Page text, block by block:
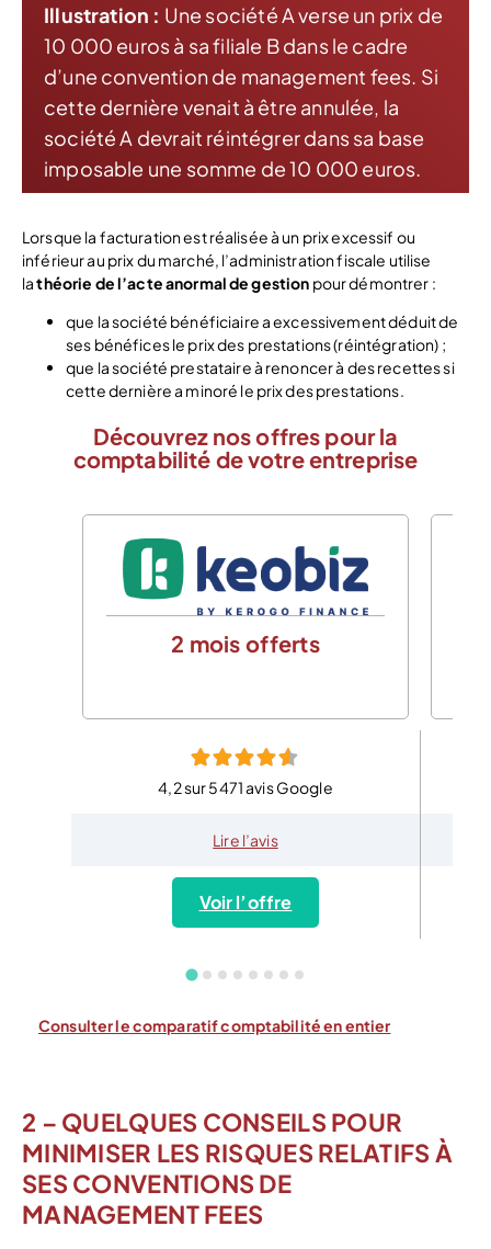
Illustration : Une société A verse un prix de
10 000 euros à sa filiale B dans le cadre
d’une convention de management fees. Si
cette dernière venait à être annulée, la
société A devrait réintégrer dans sa base
imposable une somme de 10 000 euros.
Lorsque la facturation est réalisée à un prix excessif ou
inférieur au prix du marché, l’administration fiscale utilise
lathéorie de l’acte anormal de gestion pour démontrer :
que la société bénéficiaire a excessivement déduit de
ses bénéfices le prix des prestations (réintégration) ;
que la société prestataire à renoncer à des recettes si
cette dernière a minoré le prix des prestations.
Découvrez nos offres pour la
comptabilité de votre entreprise
2 mois offerts
4,2 sur 5471 avis Google
Lire l’avis
Voir l’offre
Consulter le comparatif comptabilité en entier
2 – QUELQUES CONSEILS POUR
MINIMISER LES RISQUES RELATIFS À
SES CONVENTIONS DE
MANAGEMENT FEES